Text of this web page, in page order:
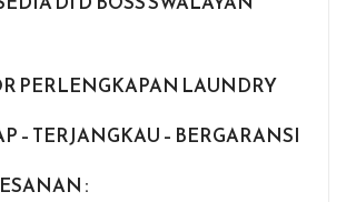
PERLENGKAPAN LAUNDRY
– TERJANGKAU – BERGARANSI
: